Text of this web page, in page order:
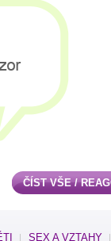
ČÍST VŠE /
SEX A VZTAHY